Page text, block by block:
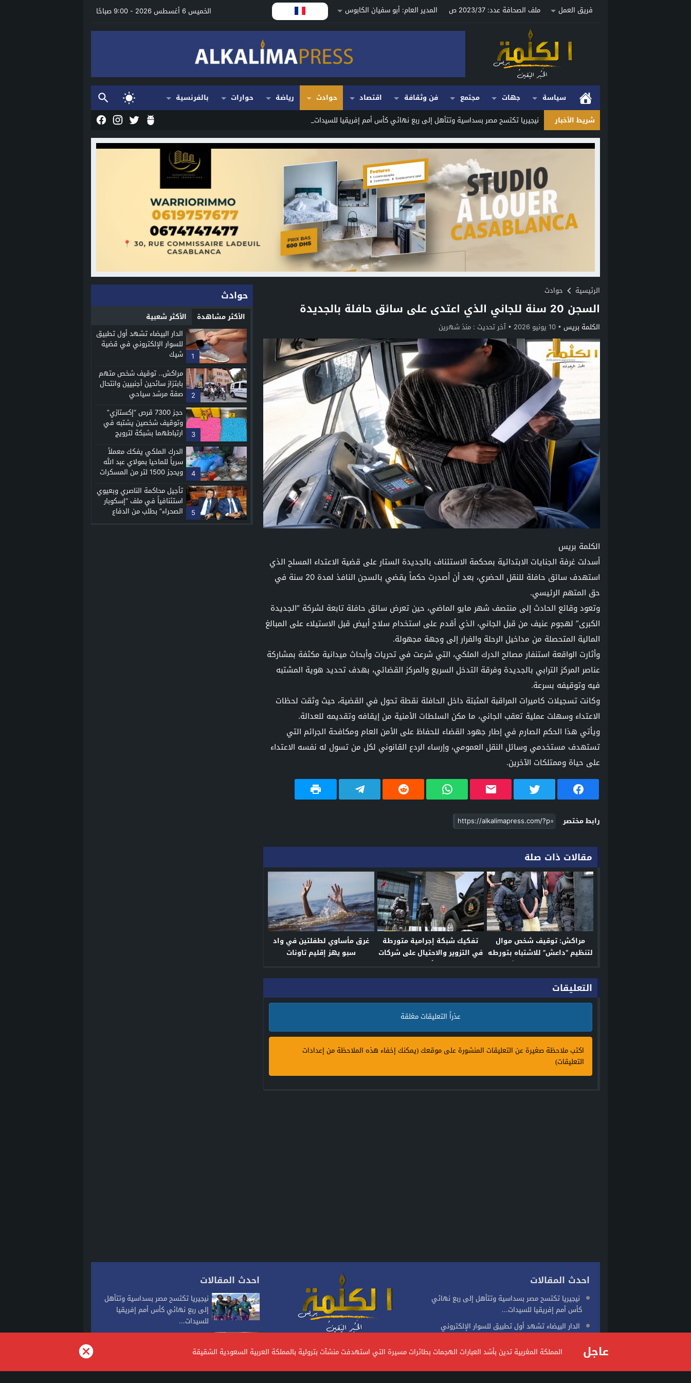
فريق العمل ملف الصحافة عدد: 2023/37 ص المدير العام: أبو سفيان الكابوس الخميس 6 أغسطس 2026 - 9:00 صباحًا
سياسة جهات مجتمع فن وثقافة اقتصاد حوادث رياضة حوارات
بالفرنسية
شريط الأخبار
نيجيريا تكتسح مصر بسداسية وتتأهل إلى ربع نهائي كأس أمم إفريقيا للسيدات بالمغرب _
Stop
Next
الرئيسية حوادث
السجن 20 سنة للجاني الذي اعتدى على سائق حافلة بالجديدة
الكلمة بريس 10 يونيو 2026 آخر تحديث : منذ شهرين
الكلمة بريس
أسدلت غرفة الجنايات الابتدائية بمحكمة الاستئناف بالجديدة الستار على قضية الاعتداء المسلح الذي
استهدف سائق حافلة للنقل الحضري، بعد أن أصدرت حكماً يقضي بالسجن النافذ لمدة 20 سنة في
حق المتهم الرئيسي.
وتعود وقائع الحادث إلى منتصف شهر مايو الماضي، حين تعرض سائق حافلة تابعة لشركة “الجديدة
الكبرى” لهجوم عنيف من قبل الجاني، الذي أقدم على استخدام سلاح أبيض قبل الاستيلاء على المبالغ
المالية المتحصلة من مداخيل الرحلة والفرار إلى وجهة مجهولة.
وأثارت الواقعة استنفار مصالح الدرك الملكي، التي شرعت في تحريات وأبحاث ميدانية مكثفة بمشاركة
عناصر المركز الترابي بالجديدة وفرقة التدخل السريع والمركز القضائي، بهدف تحديد هوية المشتبه
فيه وتوقيفه بسرعة.
وكانت تسجيلات كاميرات المراقبة المثبتة داخل الحافلة نقطة تحول في القضية، حيث وثقت لحظات
الاعتداء وسهلت عملية تعقب الجاني، ما مكن السلطات الأمنية من إيقافه وتقديمه للعدالة.
ويأتي هذا الحكم الصارم في إطار جهود القضاء للحفاظ على الأمن العام ومكافحة الجرائم التي
تستهدف مستخدمي وسائل النقل العمومي، وإرساء الردع القانوني لكل من تسول له نفسه الاعتداء
على حياة وممتلكات الآخرين.
رابط مختصر
مقالات ذات صلة
مراكش: توقيف شخص موال
لتنظيم “داعش” للاشتباه بتورطه
في التحضير لتنفيذ مشاريع
إرهابية بالغة الخطورة
تفكيك شبكة إجرامية متورطة
في التزوير والاحتيال على شركات
التأمين
غرق مأساوي لطفلتين في واد
سبو يهز إقليم تاونات
التعليقات
عذراً التعليقات مغلقة
اكتب ملاحظة صغيرة عن التعليقات المنشورة على موقعك (يمكنك إخفاء هذه الملاحظة من إعدادات
التعليقات)
حوادث
الأكثر مشاهدة الأكثر شعبية
1
الدار البيضاء تشهد أول تطبيق
للسوار الإلكتروني في قضية
شيك
2
مراكش.. توقيف شخص متهم
بابتزاز سائحين أجنبيين وانتحال
صفة مرشد سياحي
3
حجز 7300 قرص “إكستازي”
وتوقيف شخصين يشتبه في
ارتباطهما بشبكة لترويج
4
الدرك الملكي يفكك معملاً
سرياً للماحيا بمولاي عبد الله
ويحجز 1500 لتر من المسكرات
5
تأجيل محاكمة الناصري وبعيوي
استئنافياً في ملف “إسكوبار
الصحراء” بطلب من الدفاع
احدث المقالات
نيجيريا تكتسح مصر بسداسية وتتأهل إلى ربع نهائي
كأس أمم إفريقيا للسيدات...
الدار البيضاء تشهد أول تطبيق للسوار الإلكتروني
توقعات طقس اليوم الخميس بالمغرب
مراكش.. توقيف شخص متهم بابتزاز سائحين أجنبيين
شركة، تأسس منذ سنة 2023، يهتم بالأخبار السياسية
احدث المقالات
نيجيريا تكتسح مصر بسداسية وتتأهل
إلى ربع نهائي كأس أمم إفريقيا
للسيدات...
الإلكتروني في قضية شيك
توقعات طقس اليوم الخميس بالمغرب
عاجل المملكة المغربية تدين بأشد العبارات الهجمات بطائرات مسيرة التي استهدفت منشآت بترولية بالمملكة العربية السعودية الشقيقة